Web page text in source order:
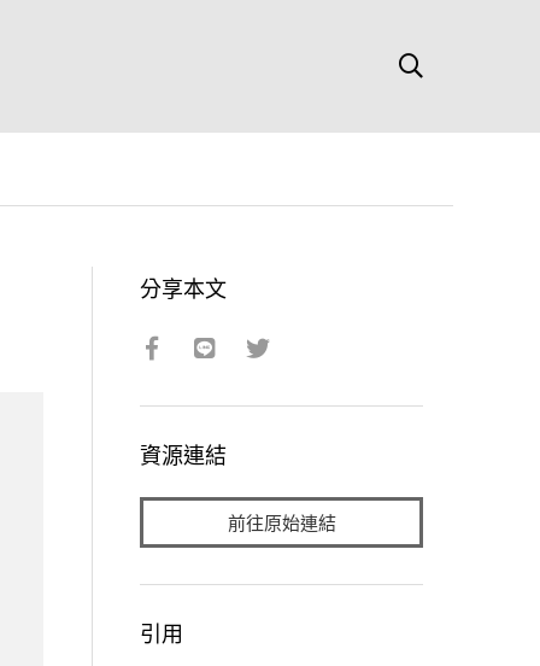
分享本文
資源連結
前往原始連結
引用